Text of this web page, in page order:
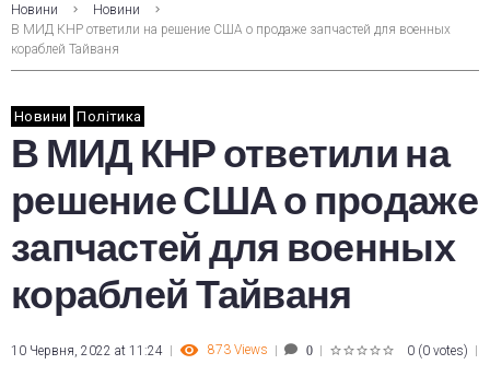
Новини
Новини
В МИД КНР ответили на решение США о продаже запчастей для военных
кораблей Тайваня
Новини Політика
В МИД КНР ответили на
решение США о продаже
запчастей для военных
кораблей Тайваня
10 Червня, 2022 at 11:24 873 Views 0 0 (0 votes)